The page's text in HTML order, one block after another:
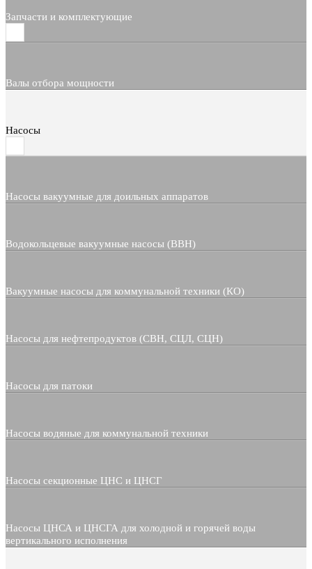
Запчасти и комплектующие
Валы отбора мощности
Насосы
Насосы вакуумные для доильных аппаратов
Водокольцевые вакуумные насосы (ВВН)
Вакуумные насосы для коммунальной техники (КО)
Насосы для нефтепродуктов (СВН, СЦЛ, СЦН)
Насосы для патоки
Насосы водяные для коммунальной техники
Насосы секционные ЦНС и ЦНСГ
Насосы ЦНСА и ЦНСГА для холодной и горячей воды
вертикального исполнения